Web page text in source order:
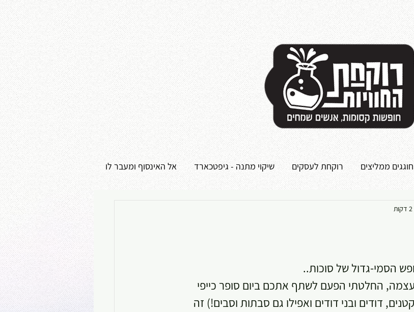
חוגגים ממליצים רוקחת לעסקים שיקוי מתנה - גיפטכארד אל האינסוף ומעבר לו
הסמי-גדול של סוכות..
החלטתי הפעם לשתף אתכם ביום סופר כייפי
דודים ובני דודים ואפילו גם סבתות וסבים!) זה